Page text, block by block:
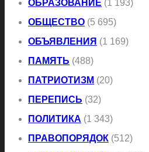
ОБРАЗОВАНИЕ (1 193)
ОБЩЕСТВО (5 695)
ОБЪЯВЛЕНИЯ (1 169)
ПАМЯТЬ (488)
ПАТРИОТИЗМ (20)
ПЕРЕПИСЬ (32)
ПОЛИТИКА (1 343)
ПРАВОПОРЯДОК (512)